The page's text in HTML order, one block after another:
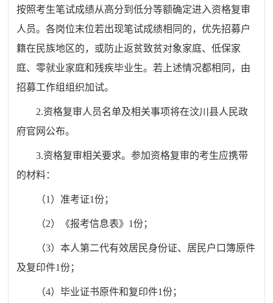
按照考生笔试成绩从高分到低分等额确定进入资格复审
人员。各岗位末位若出现笔试成绩相同的，优先招募户
籍在民族地区的， 或防止返贫致贫对象家庭、低保家
庭、零就业家庭和残疾毕业生。若上述情况都相同，由
招募工作组组织加试。
2.资格复审人员名单及相关事项将在汶川县人民政
府官网 公布。
3.资格复审相关要求。参加资格复审的考生应携带
的材料：
（1）准考证1份；
（2）《报考信息表》 1份；
（3）本人第二代有效居民身份证、居民户口簿原件
及复印件1份；
（4）毕业证书原件和复印件1份；